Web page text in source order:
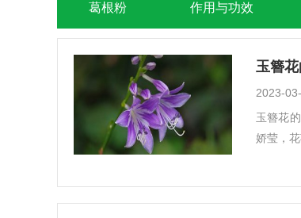
葛根粉 作用与功效
玉簪
2023-
玉簪花
娇莹，